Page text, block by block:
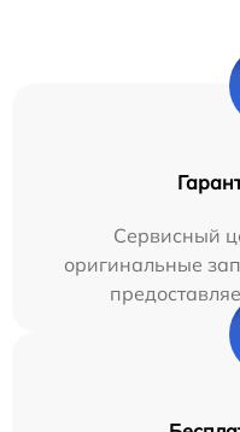
Сервисный
оригинальные